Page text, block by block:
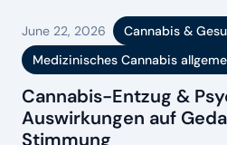
June 22, 2026 Cannabis &
Medizinisches Cannabis
Cannabis-Entzug &
Auswirkungen auf
Stimmung